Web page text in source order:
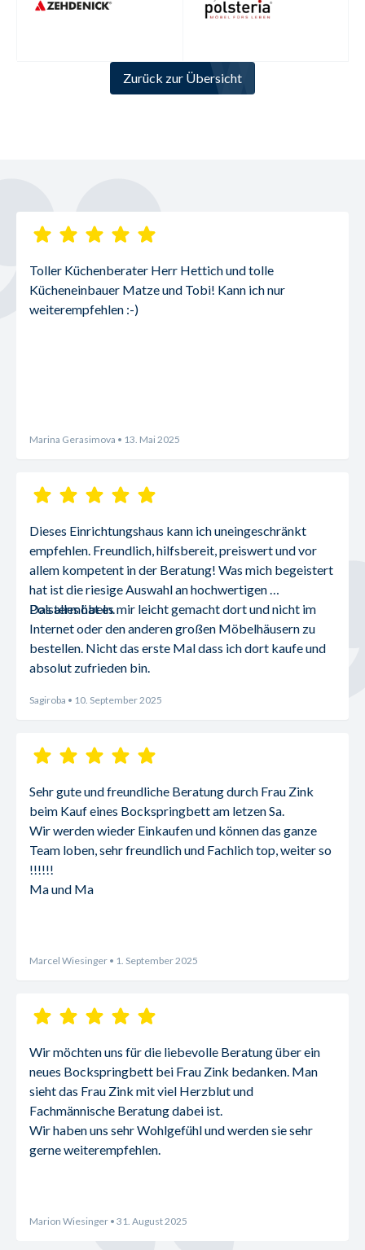
Zurück zur Übersicht
Toller Küchenberater Herr Hettich und tolle
Kücheneinbauer Matze und Tobi! Kann ich nur
weiterempfehlen :-)
Marina Gerasimova • 13. Mai 2025
Dieses Einrichtungshaus kann ich uneingeschränkt
empfehlen. Freundlich, hilfsbereit, preiswert und vor
allem kompetent in der Beratung! Was mich begeistert
hat ist die riesige Auswahl an hochwertigen
Polstermöbeln.
Das alles hat es mir leicht gemacht dort und nicht im
Internet oder den anderen großen Möbelhäusern zu
bestellen. Nicht das erste Mal dass ich dort kaufe und
absolut zufrieden bin.
Sagiroba • 10. September 2025
Sehr gute und freundliche Beratung durch Frau Zink
beim Kauf eines Bockspringbett am letzen Sa.
Wir werden wieder Einkaufen und können das ganze
Team loben, sehr freundlich und Fachlich top, weiter so
!!!!!!
Ma und Ma
Marcel Wiesinger • 1. September 2025
Wir möchten uns für die liebevolle Beratung über ein
neues Bockspringbett bei Frau Zink bedanken. Man
sieht das Frau Zink mit viel Herzblut und
Fachmännische Beratung dabei ist.
Wir haben uns sehr Wohlgefühl und werden sie sehr
gerne weiterempfehlen.
Marion Wiesinger • 31. August 2025